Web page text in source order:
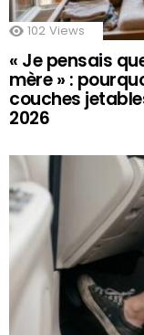
102 Views
« Je pensais
mère » :
couches
2026